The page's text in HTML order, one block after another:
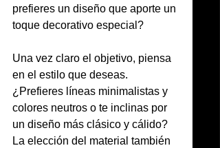
prefieres un diseño que aporte un
toque decorativo especial?
Una vez claro el objetivo, piensa
en el estilo que deseas.
¿Prefieres líneas minimalistas y
colores neutros o te inclinas por
un diseño más clásico y cálido?
La elección del material también